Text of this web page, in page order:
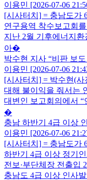
이용민 [2026-07-06
[시사터치] = 충남도가
연구용역 착수보고회
지난 2월 기후에너지
아�
박수현 지사 “비판 보
이용민 [2026-07-06
[시사터치] = 박수현(사
대해 불이익을 줘서는
대변인 보고회의에서
�
충남 하반기 4급 이상
이용민 [2026-07-06
[시사터치] = 충남도가
하반기 4급 이상 정기
전보·부단체장 전출입
충남도 4급 이상 인사